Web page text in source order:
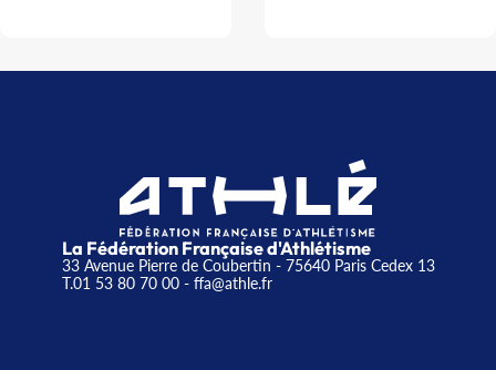
La Fédération Française d'Athlétisme
33 Avenue Pierre de Coubertin - 75640 Paris Cedex 13
T.01 53 80 70 00- ffa@athle.fr